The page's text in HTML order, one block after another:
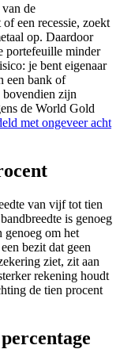
de
een recessie, zoekt
op. Daardoor
portefeuille minder
je bent eigenaar
een bank of
zijn
de World Gold
met ongeveer acht
van vijf tot tien
is genoeg
genoeg om het
bezit dat geen
ziet, zit aan
rekening houdt
de tien procent